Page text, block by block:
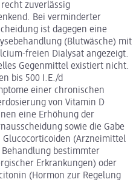
zuverlässig
Bei verminderter
ist dagegen eine
(Blutwäsche) mit
freien Dialysat angezeigt.
Gegenmittel existiert nicht.
bis 500 I.E./d
einer chronischen
von Vitamin D
eine Erhöhung der
sowie die Gabe
Glucocorticoiden (Arzneimittel
bestimmter
Erkrankungen) oder
(Hormon zur Regelung